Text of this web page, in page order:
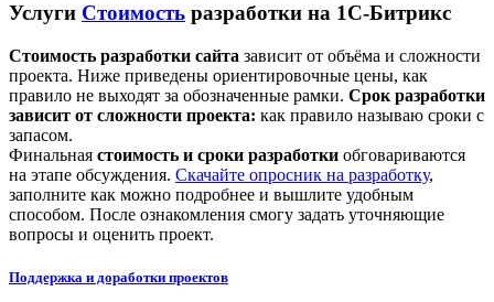
Услуги Стоимость разработки на 1С-Битрикс
Стоимость разработки сайта зависит от объёма и сложности
проекта. Ниже приведены ориентировочные цены, как
правило не выходят за обозначенные рамки. Срок разработки
зависит от сложности проекта: как правило называю сроки с
запасом.
Финальная стоимость и сроки разработки обговариваются
на этапе обсуждения. Скачайте опросник на разработку,
заполните как можно подробнее и вышлите удобным
способом. После ознакомления смогу задать уточняющие
вопросы и оценить проект.
Поддержка и доработки проектов